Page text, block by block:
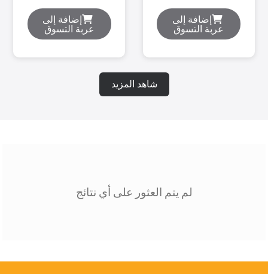
إضافة إلى
عربة التسوق
إضافة إلى
عربة التسوق
شاهد المزيد
لم يتم العثور على أي نتائج